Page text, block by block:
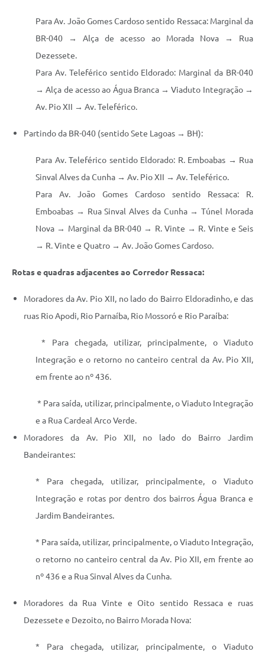
Para Av. João Gomes Cardoso sentido Ressaca: Marginal da
BR-040 → Alça de acesso ao Morada Nova → Rua
Dezessete.
Para Av. Teleférico sentido Eldorado: Marginal da BR-040
→ Alça de acesso ao Água Branca → Viaduto Integração →
Av. Pio XII → Av. Teleférico.
Partindo da BR-040 (sentido Sete Lagoas → BH):
Para Av. Teleférico sentido Eldorado: R. Emboabas → Rua
Sinval Alves da Cunha → Av. Pio XII → Av. Teleférico.
Para Av. João Gomes Cardoso sentido Ressaca: R.
Emboabas → Rua Sinval Alves da Cunha → Túnel Morada
Nova → Marginal da BR-040 → R. Vinte → R. Vinte e Seis
→ R. Vinte e Quatro → Av. João Gomes Cardoso.
Rotas e quadras adjacentes ao Corredor Ressaca:
Moradores da Av. Pio XII, no lado do Bairro Eldoradinho, e das
ruas Rio Apodi, Rio Parnaíba, Rio Mossoró e Rio Paraíba:
* Para chegada, utilizar, principalmente, o Viaduto
Integração e o retorno no canteiro central da Av. Pio XII,
em frente ao nº 436.
* Para saída, utilizar, principalmente, o Viaduto Integração
e a Rua Cardeal Arco Verde.
Moradores da Av. Pio XII, no lado do Bairro Jardim
Bandeirantes:
* Para chegada, utilizar, principalmente, o Viaduto
Integração e rotas por dentro dos bairros Água Branca e
Jardim Bandeirantes.
* Para saída, utilizar, principalmente, o Viaduto Integração,
o retorno no canteiro central da Av. Pio XII, em frente ao
nº 436 e a Rua Sinval Alves da Cunha.
Moradores da Rua Vinte e Oito sentido Ressaca e ruas
Dezessete e Dezoito, no Bairro Morada Nova:
* Para chegada, utilizar, principalmente, o Viaduto